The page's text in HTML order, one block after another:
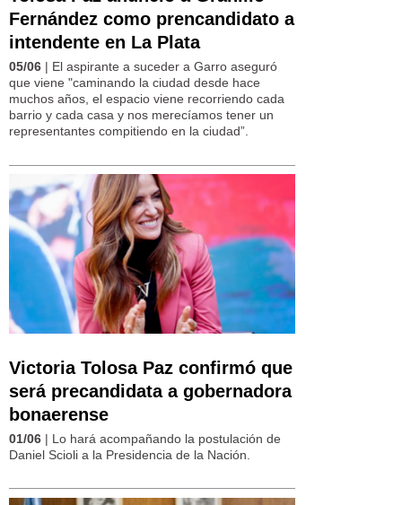
Fernández como prencandidato a
intendente en La Plata
05/06 | El aspirante a suceder a Garro aseguró
que viene "caminando la ciudad desde hace
muchos años, el espacio viene recorriendo cada
barrio y cada casa y nos merecíamos tener un
representantes compitiendo en la ciudad”.
Victoria Tolosa Paz confirmó que
será precandidata a gobernadora
bonaerense
01/06 | Lo hará acompañando la postulación de
Daniel Scioli a la Presidencia de la Nación.